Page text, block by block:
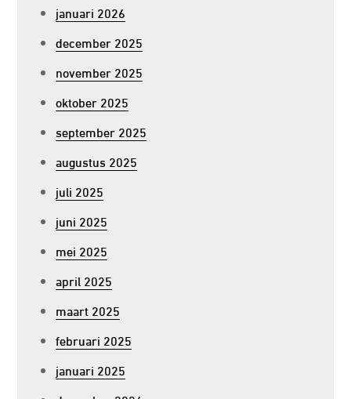
januari 2026
december 2025
november 2025
oktober 2025
september 2025
augustus 2025
juli 2025
juni 2025
mei 2025
april 2025
maart 2025
februari 2025
januari 2025